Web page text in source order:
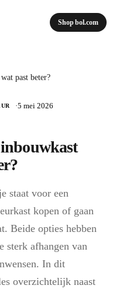
Shop bol.com
past beter?
·5 mei 2026
staat voor een
kopen of gaan
Beide opties hebben
sterk afhangen van
In dit
overzichtelijk naast